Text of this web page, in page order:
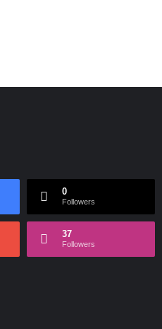
0
Followers
37
Followers